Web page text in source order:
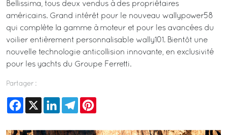
Bellissima, tous deux vendus à des propriétaires
américains. Grand intérêt pour le nouveau wallypower58
qui complète la gamme à moteur et pour les avancées du
voilier entièrement personnalisable wally101. Bientôt une
nouvelle technologie anticollision innovante, en exclusivité
pour les yachts du Groupe Ferretti.
Partager :
Facebook
X LinkedInTelegram